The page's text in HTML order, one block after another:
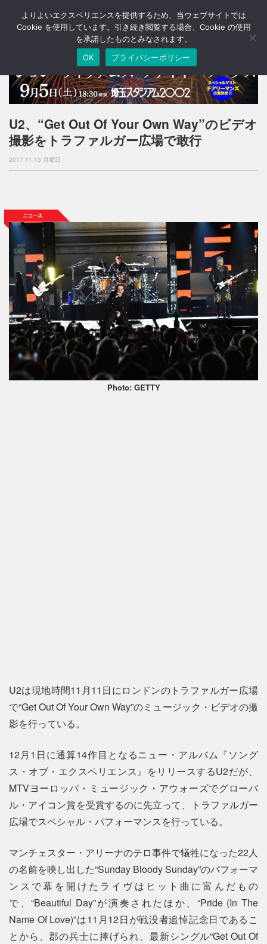
T
o
a
v
i
g
o
U2、“Get Out Of Your Own Way”のビデオ
撮影をトラファルガー広場で敢行
2017.11.13 月曜日
Photo: GETTY
U2は現地時間11月11日にロンドンのトラファルガー広場
で“Get Out Of Your Own Way”のミュージック・ビデオの撮
影を行っている。
12月1日に通算14作目となるニュー・アルバム『ソング
ス・オブ・エクスペリエンス』をリリースするU2だが、
MTVヨーロッパ・ミュージック・アウォーズでグローバ
ル・アイコン賞を受賞するのに先立って、トラファルガー
広場でスペシャル・パフォーマンスを行っている。
マンチェスター・アリーナのテロ事件で犠牲になった22人
の名前を映し出した“Sunday Bloody Sunday”のパフォーマ
ンスで幕を開けたライヴはヒット曲に富んだもの
で、“Beautiful Day”が演奏されたほか、“Pride (In The
Name Of Love)”は11月12日が戦没者追悼記念日であるこ
とから、郡の兵士に捧げられ、最新シングル“Get Out Of
よりよいエクスペリエンスを提供するため、当ウェブサイトでは
Cookie を使用しています。引き続き閲覧する場合、Cookie の使用
を承諾したものとみなされます。
OK
プライバシーポリシー